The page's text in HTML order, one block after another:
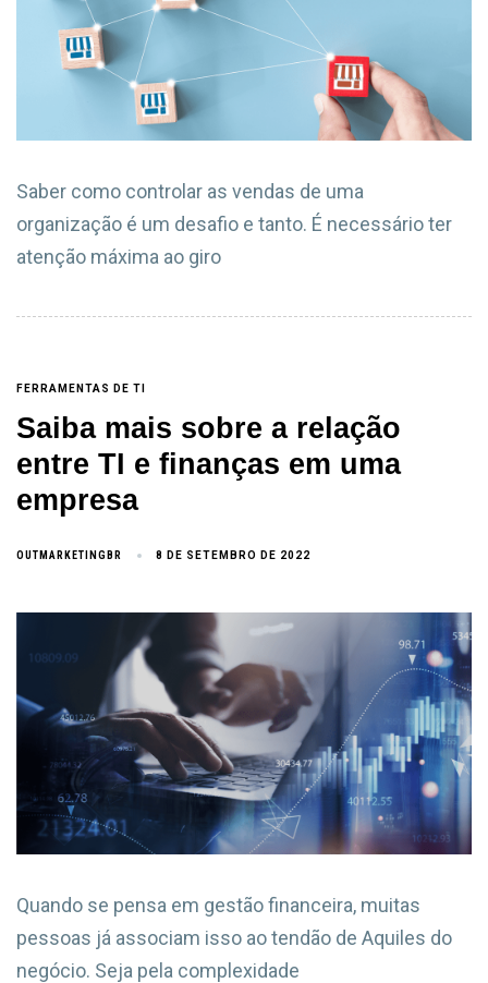
Saber como controlar as vendas de uma
organização é um desafio e tanto. É necessário ter
atenção máxima ao giro
FERRAMENTAS DE TI
Saiba mais sobre a relação
entre TI e finanças em uma
empresa
OUTMARKETINGBR 8 DE SETEMBRO DE 2022
Quando se pensa em gestão financeira, muitas
pessoas já associam isso ao tendão de Aquiles do
negócio. Seja pela complexidade